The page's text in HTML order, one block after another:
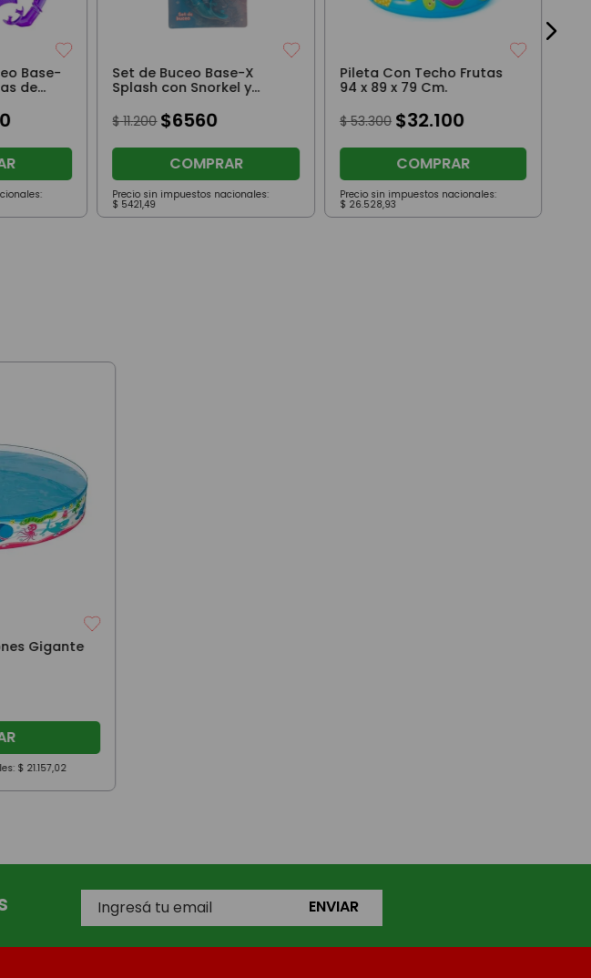
Base-
de
Set de Buceo Base-X
Splash con Snorkel y
$ 11.200 $6560
COMPRAR
Precio sin impuestos nacionales:
$ 5421,49
Pileta Con Techo Frutas
94 x 89 x 79 Cm.
$ 53.300 $32.100
COMPRAR
Precio sin impuestos nacionales:
$ 26.528,93
Gigante
$ 21.157,02
ENVIAR